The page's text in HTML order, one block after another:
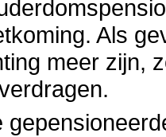
Als
meer zijn,